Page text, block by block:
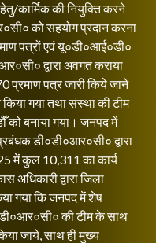
कार्मिक की नियुक्ति करने
को सहयोग प्रदान करना
पत्रों एवं यू०डी०आई०डी०
द्वारा अवगत कराया
प्रमाण पत्र जारी किये जाने
गया तथा संस्था की टीम
को बनाया गया। जनपद में
डी०डी०आर०सी० द्वारा
में कुल 10,311 का कार्य
द्वारा जिला
गया कि जनपद में शेष
की टीम के साथ
जाये, साथ ही मुख्य